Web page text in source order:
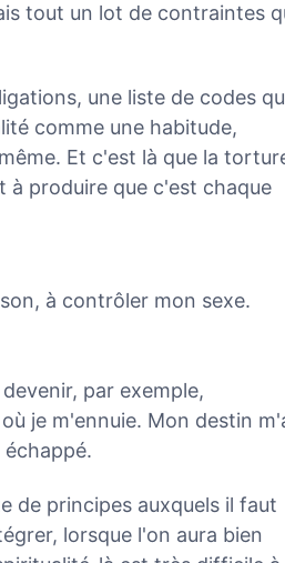
tout un lot de contraintes
une liste de codes
comme une habitude,
Et c'est là que la
à produire que c'est chaque
à contrôler mon sexe.
par exemple,
je m'ennuie. Mon destin
échappé.
de principes auxquels il faut
lorsque l'on aura bien